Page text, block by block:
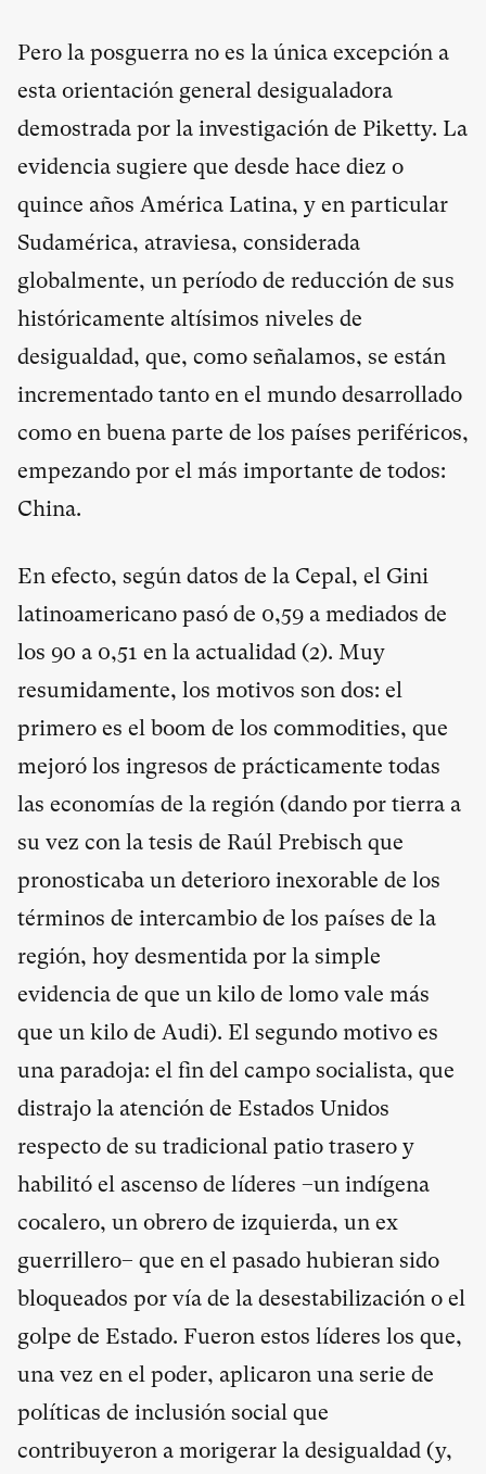
Pero la posguerra no es la única excepción a
esta orientación general desigualadora
demostrada por la investigación de Piketty. La
evidencia sugiere que desde hace diez o
quince años América Latina, y en particular
Sudamérica, atraviesa, considerada
globalmente, un período de reducción de sus
históricamente altísimos niveles de
desigualdad, que, como señalamos, se están
incrementado tanto en el mundo desarrollado
como en buena parte de los países periféricos,
empezando por el más importante de todos:
China.
En efecto, según datos de la Cepal, el Gini
latinoamericano pasó de 0,59 a mediados de
los 90 a 0,51 en la actualidad (2). Muy
resumidamente, los motivos son dos: el
primero es el boom de los commodities, que
mejoró los ingresos de prácticamente todas
las economías de la región (dando por tierra a
su vez con la tesis de Raúl Prebisch que
pronosticaba un deterioro inexorable de los
términos de intercambio de los países de la
región, hoy desmentida por la simple
evidencia de que un kilo de lomo vale más
que un kilo de Audi). El segundo motivo es
una paradoja: el fin del campo socialista, que
distrajo la atención de Estados Unidos
respecto de su tradicional patio trasero y
habilitó el ascenso de líderes –un indígena
cocalero, un obrero de izquierda, un ex
guerrillero– que en el pasado hubieran sido
bloqueados por vía de la desestabilización o el
golpe de Estado. Fueron estos líderes los que,
una vez en el poder, aplicaron una serie de
políticas de inclusión social que
contribuyeron a morigerar la desigualdad (y,